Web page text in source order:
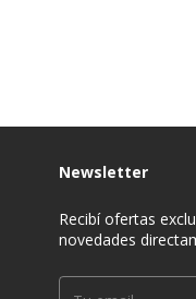
Newsletter
Recibí ofertas
novedades